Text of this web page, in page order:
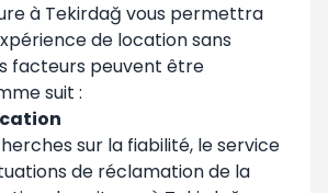
à Tekirdağ vous permettra
de location sans
facteurs peuvent être
suit :
sur la fiabilité, le service
de réclamation de la